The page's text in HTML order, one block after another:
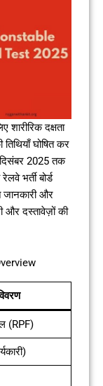
दक्षता
तिथियाँ घोषित कर
2025 तक
भर्ती बोर्ड
जानकारी और
और दस्तावेज़ों की
(RPF)